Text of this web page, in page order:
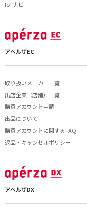
IoTナビ
アペルザEC
取り扱いメーカー一覧
出店企業（店舗）一覧
購買アカウント申請
出品について
購買アカウントに関するFAQ
返品・キャンセルポリシー
アペルザDX